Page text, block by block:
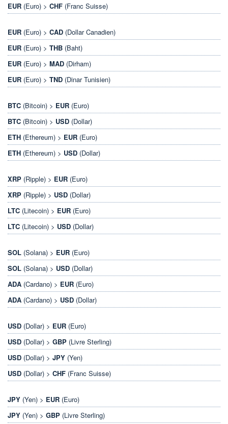
EUR (Euro) > CHF (Franc Suisse)
EUR (Euro) > CAD (Dollar Canadien)
EUR (Euro) > THB (Baht)
EUR (Euro) > MAD (Dirham)
EUR (Euro) > TND (Dinar Tunisien)
BTC (Bitcoin) > EUR (Euro)
BTC (Bitcoin) > USD (Dollar)
ETH (Ethereum) > EUR (Euro)
ETH (Ethereum) > USD (Dollar)
XRP (Ripple) > EUR (Euro)
XRP (Ripple) > USD (Dollar)
LTC (Litecoin) > EUR (Euro)
LTC (Litecoin) > USD (Dollar)
SOL (Solana) > EUR (Euro)
SOL (Solana) > USD (Dollar)
ADA (Cardano) > EUR (Euro)
ADA (Cardano) > USD (Dollar)
USD (Dollar) > EUR (Euro)
USD (Dollar) > GBP (Livre Sterling)
USD (Dollar) > JPY (Yen)
USD (Dollar) > CHF (Franc Suisse)
JPY (Yen) > EUR (Euro)
JPY (Yen) > GBP (Livre Sterling)